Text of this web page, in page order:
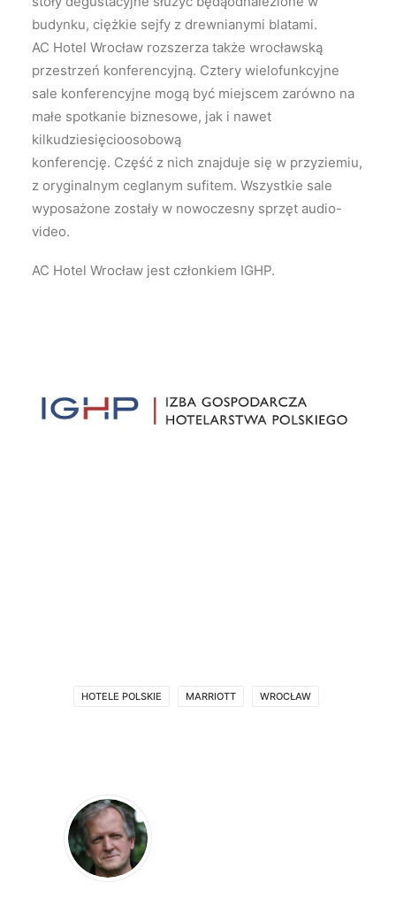
budynku, ciężkie sejfy z drewnianymi blatami.
AC Hotel Wrocław rozszerza także wrocławską
przestrzeń konferencyjną. Cztery wielofunkcyjne
sale konferencyjne mogą być miejscem zarówno na
małe spotkanie biznesowe, jak i nawet
kilkudziesięcioosobową
konferencję. Część z nich znajduje się w przyziemiu,
z oryginalnym ceglanym sufitem. Wszystkie sale
wyposażone zostały w nowoczesny sprzęt audio-
video.
AC Hotel Wrocław jest członkiem IGHP.
HOTELE POLSKIE MARRIOTT WROCŁAW